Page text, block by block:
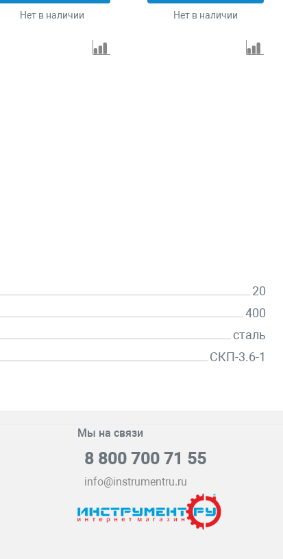
Нет в наличии Нет в наличии
20
400
сталь
СКП-3.6-1
Мы на связи
8 800 700 71 55
info@instrumentru.ru